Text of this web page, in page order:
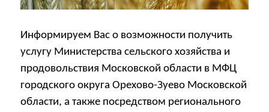
Информируем Вас о возможности получить
услугу Министерства сельского хозяйства и
продовольствия Московской области в МФЦ
городского округа Орехово-Зуево Московской
области, а также посредством регионального